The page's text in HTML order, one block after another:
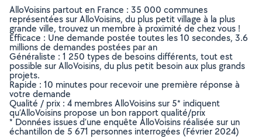
AlloVoisins partout en France : 35 000 communes
représentées sur AlloVoisins, du plus petit village à la plus
grande ville, trouvez un membre à proximité de chez vous !
Efficace : Une demande postée toutes les 10 secondes, 3.6
millions de demandes postées par an
Généraliste : 1 250 types de besoins différents, tout est
possible sur AlloVoisins, du plus petit besoin aux plus grands
projets.
Rapide : 10 minutes pour recevoir une première réponse à
votre demande
Qualité / prix : 4 membres AlloVoisins sur 5* indiquent
qu’AlloVoisins propose un bon rapport qualité/prix
* Données issues d’une enquête AlloVoisins réalisée sur un
échantillon de 5 671 personnes interrogées (Février 2024)